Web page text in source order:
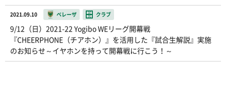
2021.09.10 ベレーザ クラブ
9/12（日）2021-22 Yogibo WEリーグ開幕戦
『CHEERPHONE（チアホン）』を活用した『試合生解説』実施
のお知らせ～イヤホンを持って開幕戦に行こう！～